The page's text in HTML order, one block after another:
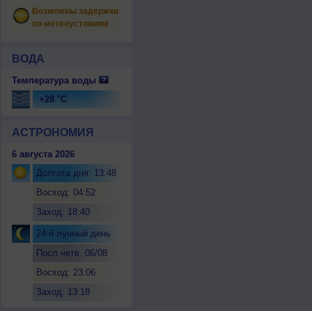
Возможны задержки
по метеоустовиям
ВОДА
Температура воды
+28 °C
АСТРОНОМИЯ
6 августа 2026
Долгота дня: 13:48
Восход: 04:52
Заход: 18:40
24-й лунный день
Посл.четв. 06/08
Восход: 23:06
Заход: 13:18